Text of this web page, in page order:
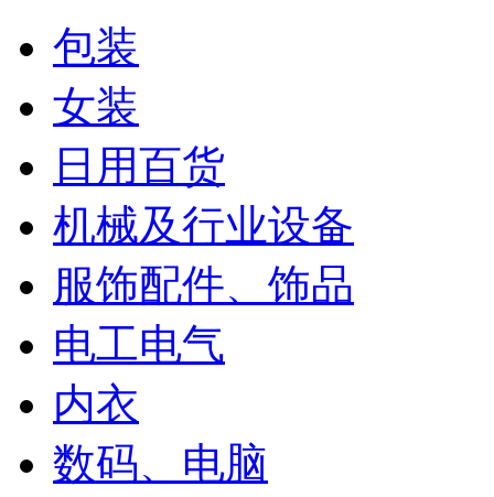
包装
女装
日用百货
机械及行业设备
服饰配件、饰品
电工电气
内衣
数码、电脑